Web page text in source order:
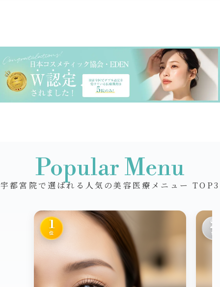
Popular Menu
宇都宮院で選ばれる人気の美容医療メニュー TOP3
1
位
2
位